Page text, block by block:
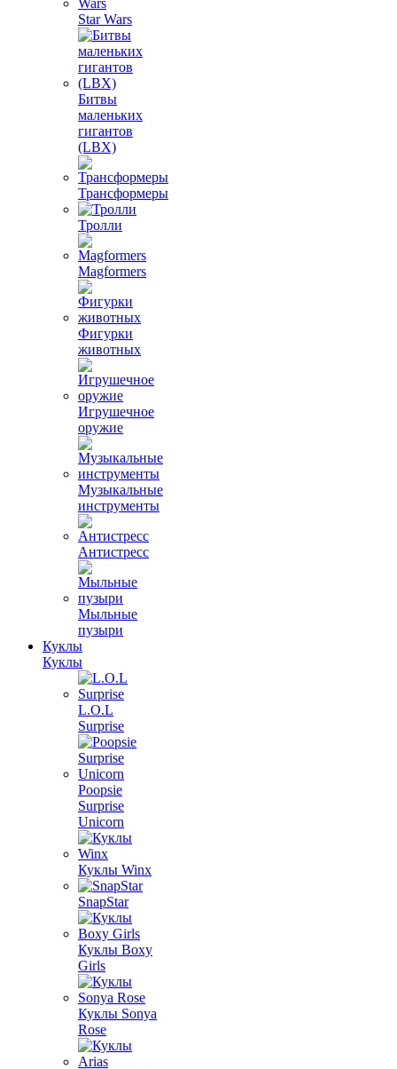
Star Wars
Битвы
маленьких
гигантов
(LBX)
Трансформеры
Тролли
Magformers
Фигурки
животных
Игрушечное
оружие
Музыкальные
инструменты
Антистресс
Мыльные
пузыри
Куклы
Куклы
L.O.L
Surprise
Poopsie
Surprise
Unicorn
Куклы Winx
SnapStar
Куклы Boxy
Girls
Куклы Sonya
Rose